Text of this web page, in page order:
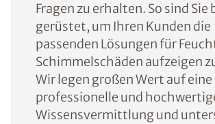
Fragen zu erhalten. So sind Sie
gerüstet, um Ihren Kunden die
passenden Lösungen für
Schimmelschäden aufzeigen
Wir legen großen Wert auf eine
professionelle und
Wissensvermittlung und